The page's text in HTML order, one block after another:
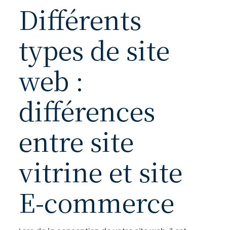
Différents
types de site
web :
différences
entre site
vitrine et site
E-commerce